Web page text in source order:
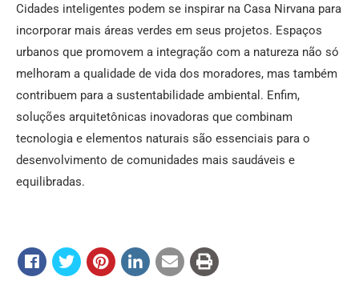
Cidades inteligentes podem se inspirar na Casa Nirvana para
incorporar mais áreas verdes em seus projetos. Espaços
urbanos que promovem a integração com a natureza não só
melhoram a qualidade de vida dos moradores, mas também
contribuem para a sustentabilidade ambiental. Enfim,
soluções arquitetônicas inovadoras que combinam
tecnologia e elementos naturais são essenciais para o
desenvolvimento de comunidades mais saudáveis e
equilibradas.